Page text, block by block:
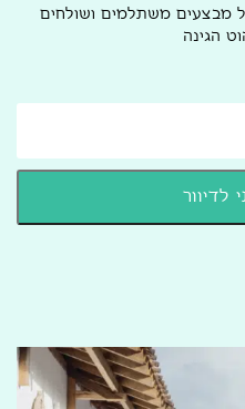
מבצעים משתלמים ושולחים
הגינה